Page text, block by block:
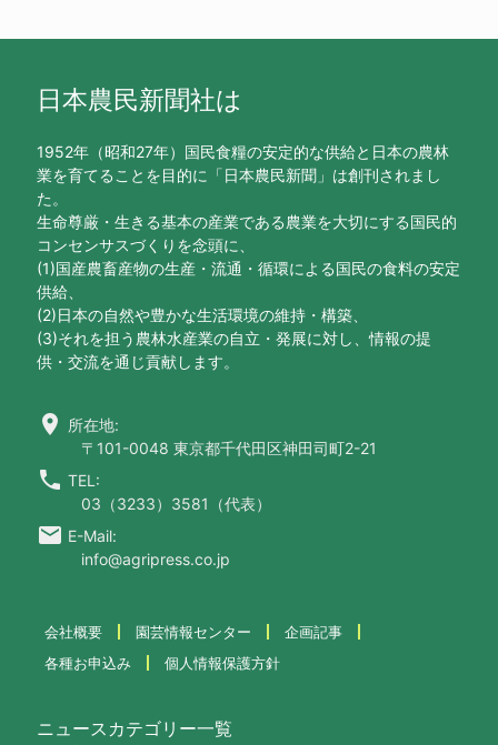
日本農民新聞社は
1952年（昭和27年）国民食糧の安定的な供給と日本の農林
業を育てることを目的に「日本農民新聞」は創刊されまし
た。
生命尊厳・生きる基本の産業である農業を大切にする国民的
コンセンサスづくりを念頭に、
(1)国産農畜産物の生産・流通・循環による国民の食料の安定
供給、
(2)日本の自然や豊かな生活環境の維持・構築、
(3)それを担う農林水産業の自立・発展に対し、情報の提
供・交流を通じ貢献します。
location_on 所在地:
〒101-0048 東京都千代田区神田司町2-21
call TEL:
03（3233）3581（代表）
email E-Mail:
info@agripress.co.jp
会社概要 園芸情報センター
企画記事
各種お申込み
個人情報保護方針
ニュースカテゴリー一覧